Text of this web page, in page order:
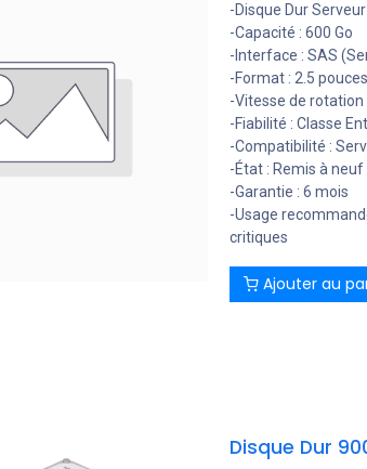
-Disque Dur
-Capacité : 600 Go
-Interface : SAS
-Format : 2.5
-Vitesse de rotation
-Fiabilité : Classe
-Compatibilité :
-État : Remis à neuf
-Garantie : 6 mois
-Usage
critiques
Ajouter au
Disque Dur